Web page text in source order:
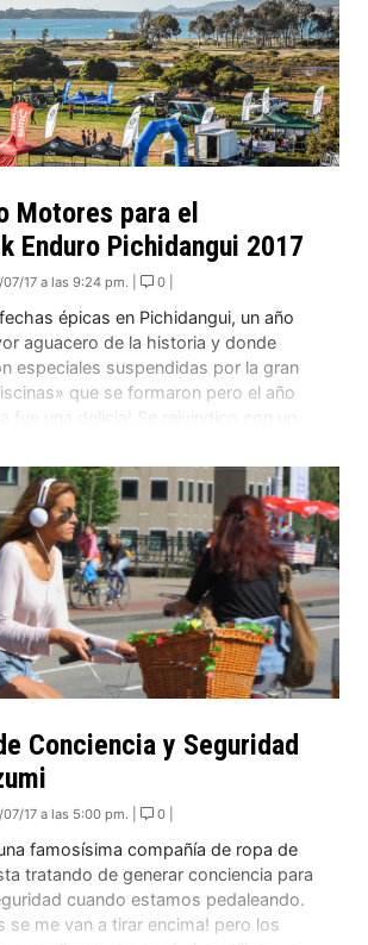
Motores para el
Enduro Pichidangui 2017
17 a las 9:24 pm. | 0 |
épicas en Pichidangui, un año
aguacero de la historia y donde
especiales suspendidas por la gran
que se formaron pero el año
fue una delicia! Se reivindico con un
pero el […]
Conciencia y Seguridad
17 a las 5:00 pm. | 0 |
famosísima compañía de ropa de
tratando de generar conciencia para
cuando estamos pedaleando.
se me van a tirar encima! pero los